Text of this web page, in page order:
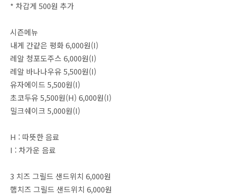
* 차갑게 500원 추가
시즌메뉴
내게 간같은 평화 6,000원(I)
레알 청포도주스 6,000원(I)
레알 바나나우유 5,500원(I)
유자에이드 5,500원(I)
초코두유 5,500원(H) 6,000원(I)
밀크쉐이크 5,000원(I)
H : 따뜻한 음료
I : 차가운 음료
3 치즈 그릴드 샌드위치 6,000원
햄치즈 그릴드 샌드위치 6,000원